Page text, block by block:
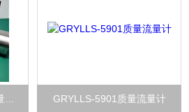
GRYLLS-5901质量流量计